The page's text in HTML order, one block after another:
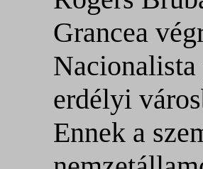
Grancea
erdélyi
Ennek a